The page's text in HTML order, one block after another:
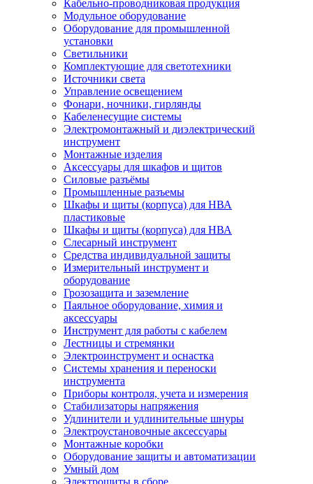
Кабельно-проводниковая продукция
Модульное оборудование
Оборудование для промышленной
установки
Светильники
Комплектующие для светотехники
Источники света
Управление освещением
Фонари, ночники, гирлянды
Кабеленесущие системы
Электромонтажный и диэлектрический
инструмент
Монтажные изделия
Аксессуары для шкафов и щитов
Силовые разъёмы
Промышленные разъемы
Шкафы и щиты (корпуса) для НВА
пластиковые
Шкафы и щиты (корпуса) для НВА
Слесарный инструмент
Средства индивидуальной защиты
Измерительный инструмент и
оборудование
Грозозащита и заземление
Паяльное оборудование, химия и
аксессуары
Инструмент для работы с кабелем
Лестницы и стремянки
Электроинструмент и оснастка
Системы хранения и переноски
инструмента
Приборы контроля, учета и измерения
Стабилизаторы напряжения
Удлинители и удлинительные шнуры
Электроустановочные аксессуары
Монтажные коробки
Оборудование защиты и автоматизации
Умный дом
Электрощиты в сборе